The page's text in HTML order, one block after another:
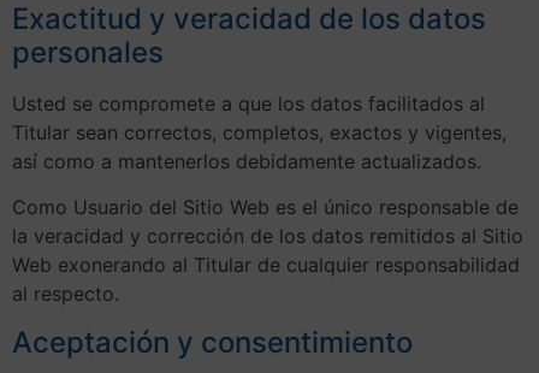
Exactitud y veracidad de los datos
personales
Usted se compromete a que los datos facilitados al
Titular sean correctos, completos, exactos y vigentes,
así como a mantenerlos debidamente actualizados.
Como Usuario del Sitio Web es el único responsable de
la veracidad y corrección de los datos remitidos al Sitio
Web exonerando al Titular de cualquier responsabilidad
al respecto.
Aceptación y consentimiento